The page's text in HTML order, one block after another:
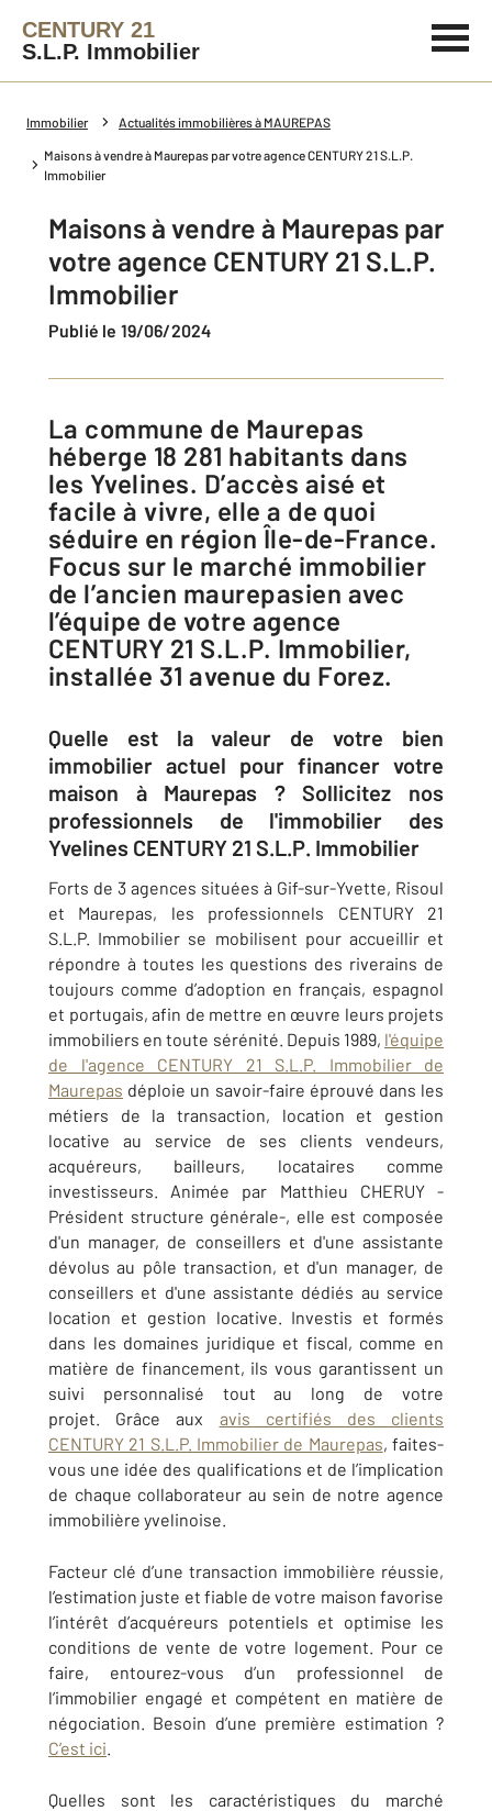
CENTURY 21
S.L.P. Immobilier
Immobilier Actualités immobilières à MAUREPAS
Maisons à vendre à Maurepas par votre agence CENTURY 21 S.L.P.
Immobilier
Maisons à vendre à Maurepas par
votre agence CENTURY 21 S.L.P.
Immobilier
Publié le 19/06/2024
La commune de Maurepas
héberge 18 281 habitants dans
les Yvelines. D’accès aisé et
facile à vivre, elle a de quoi
séduire en région Île-de-France.
Focus sur le marché immobilier
de l’ancien maurepasien avec
l’équipe de votre agence
CENTURY 21 S.L.P. Immobilier,
installée 31 avenue du Forez.
Quelle est la valeur de votre bien
immobilier actuel pour financer votre
maison à Maurepas ? Sollicitez nos
professionnels de l'immobilier des
Yvelines CENTURY 21 S.L.P. Immobilier
Forts de 3 agences situées à Gif-sur-Yvette, Risoul
et Maurepas, les professionnels CENTURY 21
S.L.P. Immobilier se mobilisent pour accueillir et
répondre à toutes les questions des riverains de
toujours comme d’adoption en français, espagnol
et portugais, afin de mettre en œuvre leurs projets
immobiliers en toute sérénité. Depuis 1989, l'équipe
de l'agence CENTURY 21 S.L.P. Immobilier de
Maurepas déploie un savoir-faire éprouvé dans les
métiers de la transaction, location et gestion
locative au service de ses clients vendeurs,
acquéreurs, bailleurs, locataires comme
investisseurs. Animée par Matthieu CHERUY -
Président structure générale-, elle est composée
d'un manager, de conseillers et d'une assistante
dévolus au pôle transaction, et d'un manager, de
conseillers et d'une assistante dédiés au service
location et gestion locative. Investis et formés
dans les domaines juridique et fiscal, comme en
matière de financement, ils vous garantissent un
suivi personnalisé tout au long de votre
projet. Grâce aux avis certifiés des clients
CENTURY 21 S.L.P. Immobilier de Maurepas, faites-
vous une idée des qualifications et de l’implication
de chaque collaborateur au sein de notre agence
immobilière yvelinoise.
Facteur clé d’une transaction immobilière réussie,
l’estimation juste et fiable de votre maison favorise
l’intérêt d’acquéreurs potentiels et optimise les
conditions de vente de votre logement. Pour ce
faire, entourez-vous d’un professionnel de
l’immobilier engagé et compétent en matière de
négociation. Besoin d’une première estimation ?
C’est ici.
Quelles sont les caractéristiques du marché